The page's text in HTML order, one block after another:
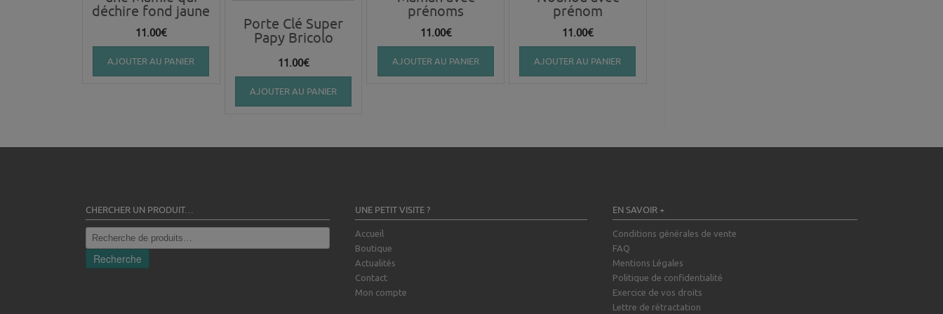
déchire fond jaune
11.00€
AJOUTER AU PANIER
Porte Clé Super
Papy Bricolo
11.00€
AJOUTER AU PANIER
prénoms
11.00€
AJOUTER AU PANIER
prénom
11.00€
AJOUTER AU PANIER
CHERCHER UN PRODUIT…
Recherche
pour :
Recherche
UNE PETIT VISITE ?
Accueil
Boutique
Actualités
Contact
Mon compte
EN SAVOIR +
Conditions générales de vente
FAQ
Mentions Légales
Politique de confidentialité
Exercice de vos droits
Lettre de rétractation